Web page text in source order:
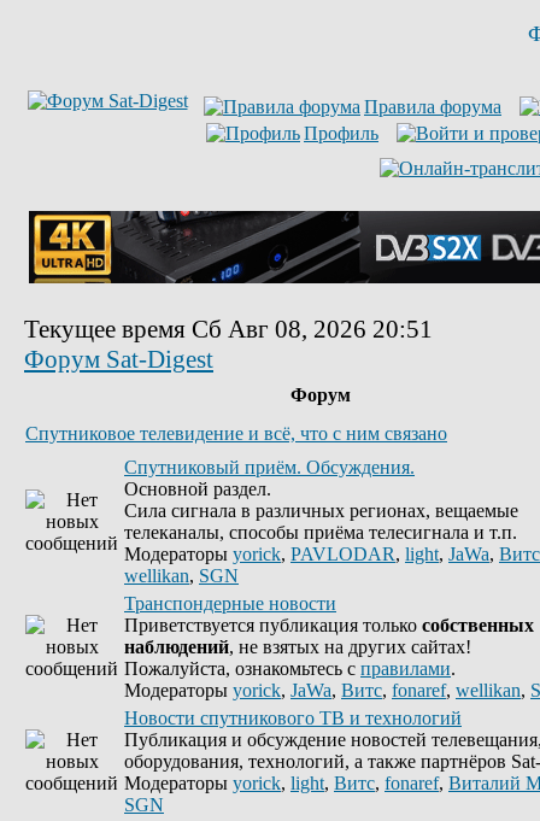
Правила форума
Профиль
Текущее время Сб Авг 08, 2026 20:51
Форум Sat-Digest
Форум
Спутниковое телевидение и всё, что с ним связано
Спутниковый приём. Обсуждения.
Основной раздел.
Сила сигнала в различных регионах, вещаемые
телеканалы, способы приёма телесигнала и т.п.
Модераторы yorick, PAVLODAR, light, JaWa, Витс
wellikan, SGN
Транспондерные новости
Приветствуется публикация только собственных
наблюдений, не взятых на других сайтах!
Пожалуйста, ознакомьтесь с правилами.
Модераторы yorick, JaWa, Витс, fonaref, wellikan,
Новости спутникового ТВ и технологий
Публикация и обсуждение новостей
оборудования, технологий, а также партнёров
Модераторы yorick, light, Витс, fonaref, Виталий
SGN